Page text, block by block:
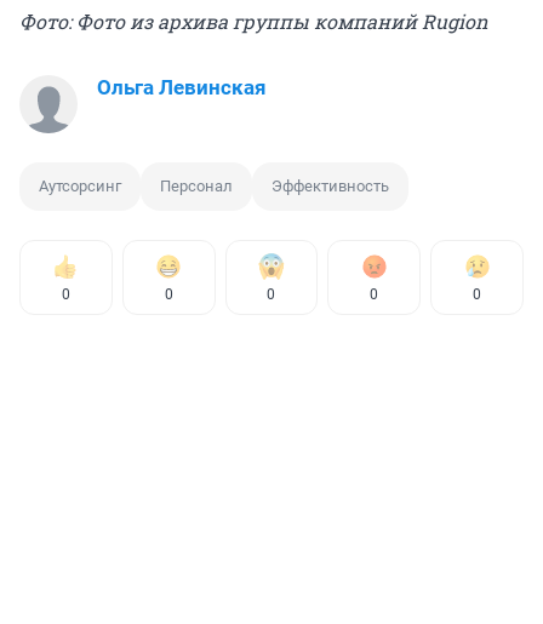
Фото: Фото из архива группы компаний Rugion
Ольга Левинская
Аутсорсинг Персонал Эффективность
0 0 0 0 0